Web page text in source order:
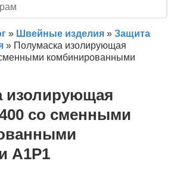
» Швейные изделия » Защита
» Полумаска изолирующая
комбинированными
изолирующая
со сменными
А1Р1